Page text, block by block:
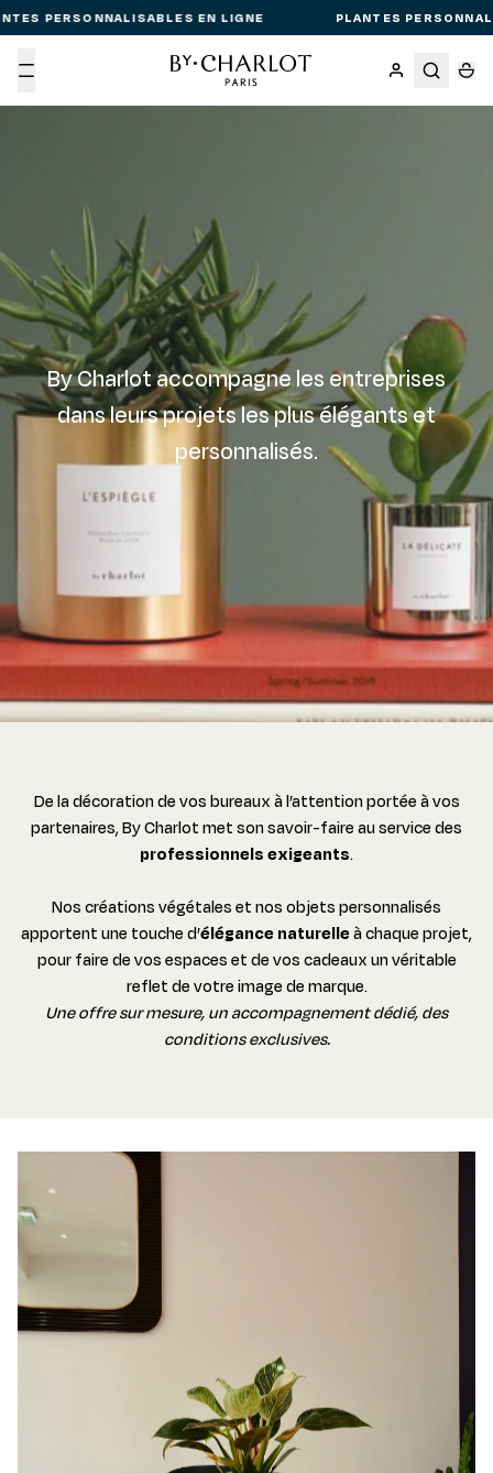
PERSONNALISABLES EN LIGNE PLANTES
Menu
By Charlot accompagne les entreprises
dans leurs projets les plus élégants et
personnalisés.
De la décoration de vos bureaux à l’attention portée à vos
partenaires, By Charlot met son savoir-faire au service des
professionnels exigeants.
Nos créations végétales et nos objets personnalisés
apportent une touche d’élégance naturelleà chaque projet,
pour faire de vos espaces et de vos cadeaux un véritable
reflet de votre image de marque.
Une offre sur mesure, un accompagnement dédié, des
conditions exclusives.